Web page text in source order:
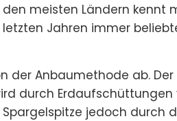
meisten Ländern kennt
Jahren immer
der Anbaumethode ab.
durch
jedoch durch